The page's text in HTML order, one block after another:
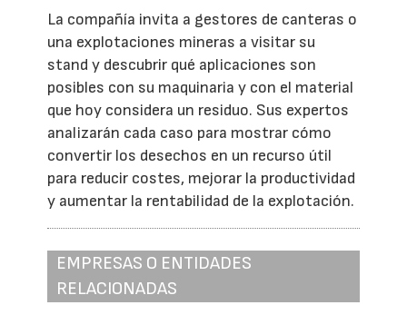
La compañía invita a gestores de canteras o
una explotaciones mineras a visitar su
stand y descubrir qué aplicaciones son
posibles con su maquinaria y con el material
que hoy considera un residuo. Sus expertos
analizarán cada caso para mostrar cómo
convertir los desechos en un recurso útil
para reducir costes, mejorar la productividad
y aumentar la rentabilidad de la explotación.
EMPRESAS O ENTIDADES
RELACIONADAS